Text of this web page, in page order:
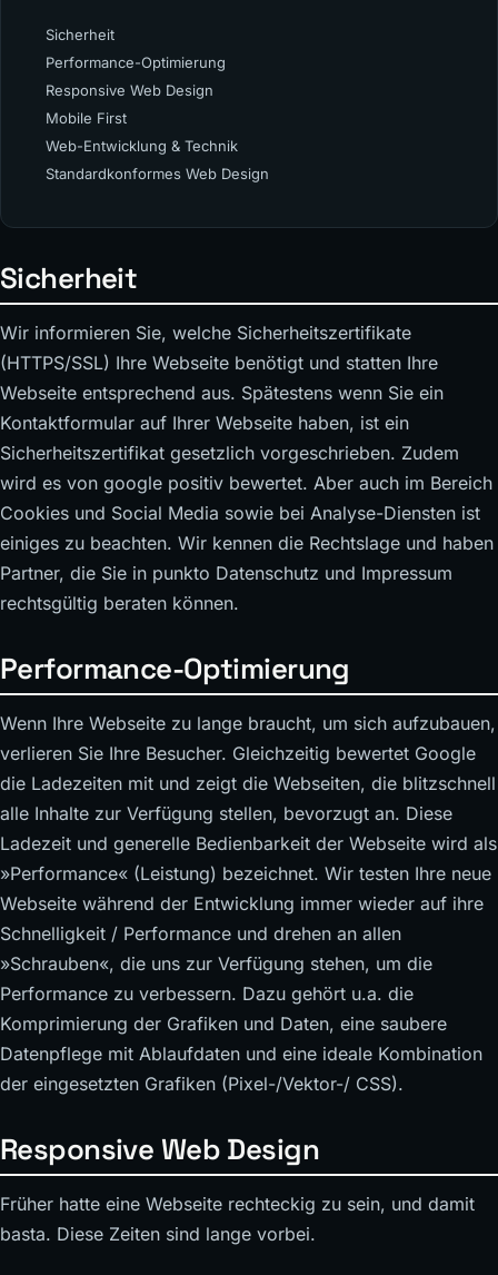
Sicherheit
Performance-Optimierung
Responsive Web Design
Mobile First
Web-Entwicklung & Technik
Standardkonformes Web Design
Sicherheit
Wir informieren Sie, welche Sicherheitszertifikate
(HTTPS/SSL) Ihre Webseite benötigt und statten Ihre
Webseite entsprechend aus. Spätestens wenn Sie ein
Kontaktformular auf Ihrer Webseite haben, ist ein
Sicherheitszertifikat gesetzlich vorgeschrieben. Zudem
wird es von google positiv bewertet. Aber auch im Bereich
Cookies und Social Media sowie bei Analyse-Diensten ist
einiges zu beachten. Wir kennen die Rechtslage und haben
Partner, die Sie in punkto Datenschutz und Impressum
rechtsgültig beraten können.
Performance-Optimierung
Wenn Ihre Webseite zu lange braucht, um sich aufzubauen,
verlieren Sie Ihre Besucher. Gleichzeitig bewertet Google
die Ladezeiten mit und zeigt die Webseiten, die blitzschnell
alle Inhalte zur Verfügung stellen, bevorzugt an. Diese
Ladezeit und generelle Bedienbarkeit der Webseite wird als
»Performance« (Leistung) bezeichnet. Wir testen Ihre neue
Webseite während der Entwicklung immer wieder auf ihre
Schnelligkeit / Performance und drehen an allen
»Schrauben«, die uns zur Verfügung stehen, um die
Performance zu verbessern. Dazu gehört u.a. die
Komprimierung der Grafiken und Daten, eine saubere
Datenpflege mit Ablaufdaten und eine ideale Kombination
der eingesetzten Grafiken (Pixel-/Vektor-/ CSS).
Responsive Web Design
Früher hatte eine Webseite rechteckig zu sein, und damit
basta. Diese Zeiten sind lange vorbei.